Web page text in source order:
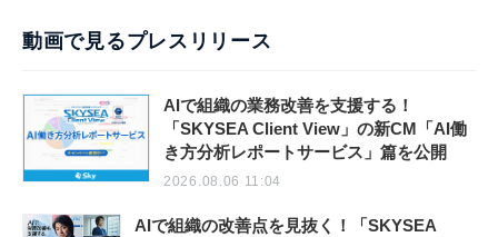
動画で見るプレスリリース
AIで組織の業務改善を支援する！
「SKYSEA Client View」の新CM「AI働
き方分析レポートサービス」篇を公開
2026.08.06 11:04
AIで組織の改善点を見抜く！「SKYSEA